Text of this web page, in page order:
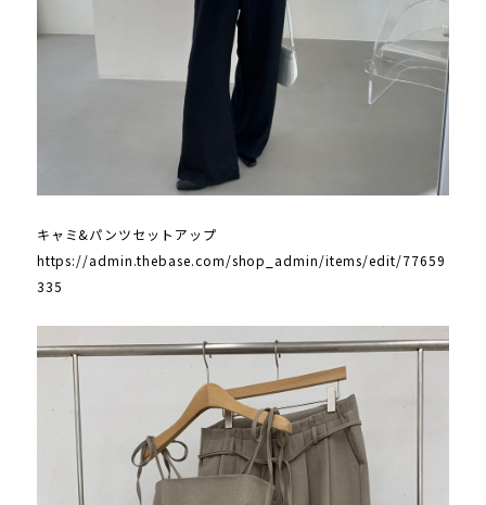
キャミ&パンツセットアップ
https://admin.thebase.com/shop_admin/items/edit/77659
335